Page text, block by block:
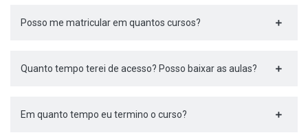
Posso me matricular em quantos cursos?
Quanto tempo terei de acesso? Posso baixar as aulas?
Em quanto tempo eu termino o curso?